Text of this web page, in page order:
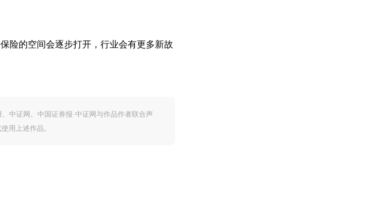
的空间会逐步打开，行业会有更多新故
中证网。中国证券报·中证网与作品作者联合声
用上述作品。